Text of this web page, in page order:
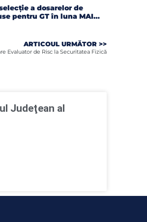
a dosarelor de
pentru GT în luna MAI
ARTICOUL URMĂTOR >>
Evaluator de Risc la Securitatea Fizică
Judeţean al